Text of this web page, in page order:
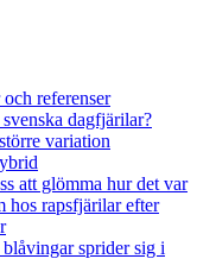
referenser
dagfjärilar?
variation
att glömma hur det var
hos rapsfjärilar efter
sprider sig i